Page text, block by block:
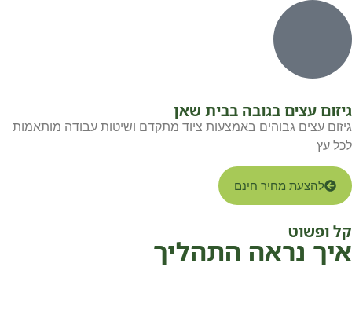
גיזום עצים בגובה בבית שאן
גיזום עצים גבוהים באמצעות ציוד מתקדם ושיטות עבודה מותאמות
לכל עץ
להצעת מחיר חינם
קל ופשוט
איך נראה התהליך